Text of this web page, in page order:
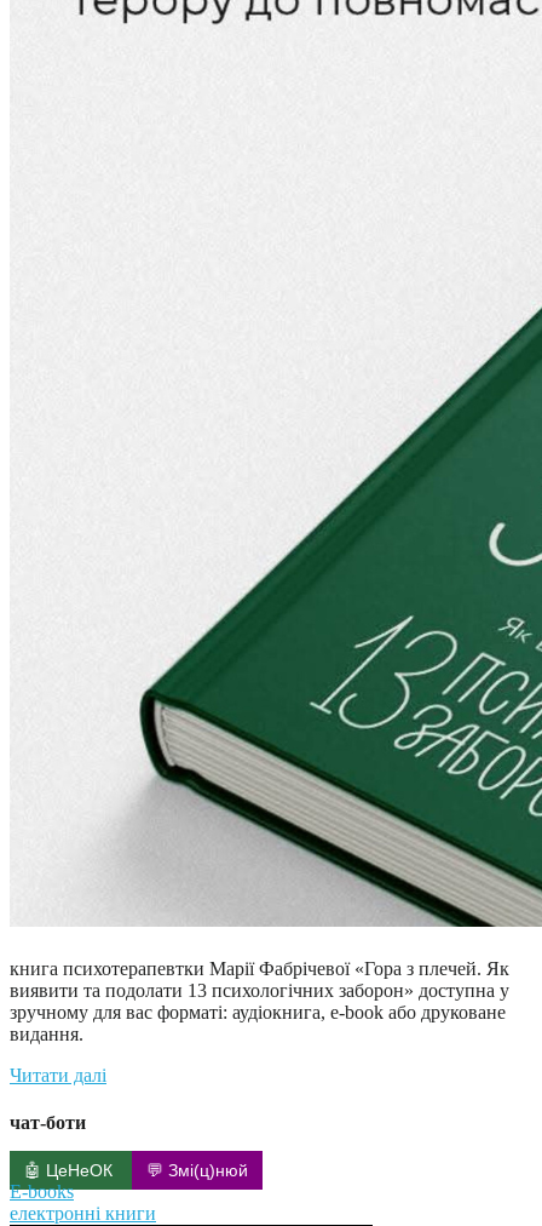
книга психотерапевтки Марії Фабрічевої «Гора з плечей. Як
виявити та подолати 13 психологічних заборон» доступна у
зручному для вас форматі: аудіокнига, e-book або друковане
видання.
Читати далі
чат-боти
🤖 ЦеНеОК 💬 Змі(ц)нюй
E-books
електронні книги